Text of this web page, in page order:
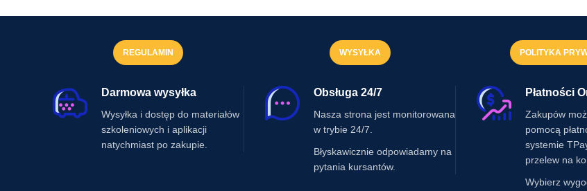
REGULAMIN WYSYŁKA POLITYKA
Darmowa wysyłka
Wysyłka i dostęp do materiałów
szkoleniowych i aplikacji
natychmiast po zakupie.
Obsługa 24/7
Nasza strona jest monitorowana
w trybie 24/7.
Błyskawicznie odpowiadamy na
pytania kursantów.
Płatności
Zakupów
pomocą
systemie
przelew na
Wybierz